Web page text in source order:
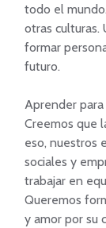
todo el
otras culturas.
formar
futuro.
Aprender
Creemos que
eso, nuestros
sociales y
trabajar en
Queremos
y amor por su